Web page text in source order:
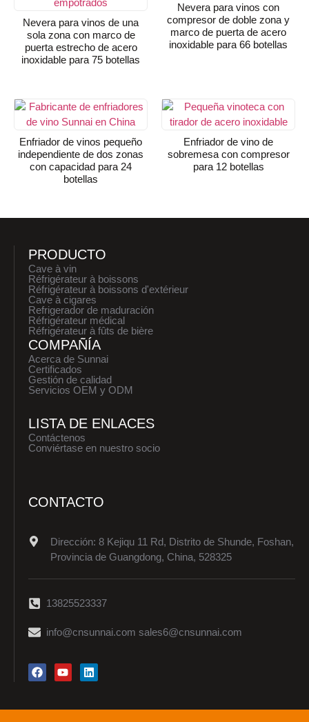
Nevera para vinos de una
sola zona con marco de
puerta estrecho de acero
inoxidable para 75 botellas
Nevera para vinos con
compresor de doble zona y
marco de puerta de acero
inoxidable para 66 botellas
Enfriador de vinos pequeño
independiente de dos zonas
con capacidad para 24
botellas
Enfriador de vino de
sobremesa con compresor
para 12 botellas
PRODUCTO
Cave à vin
Réfrigérateur à boissons
Réfrigérateur à boissons d'extérieur
Cave à cigares
Refrigerador de maduración
Réfrigérateur médical
Réfrigérateur à fûts de bière
COMPAÑÍA
Acerca de Sunnai
Certificados
Gestión de calidad
Servicios OEM y ODM
LISTA DE ENLACES
Contáctenos
Conviértase en nuestro socio
CONTACTO
Dirección: 8 Kejiqu 11 Rd, Distrito de Shunde, Foshan,
Provincia de Guangdong, China, 528325
13825523337
info@cnsunnai.com sales6@cnsunnai.com